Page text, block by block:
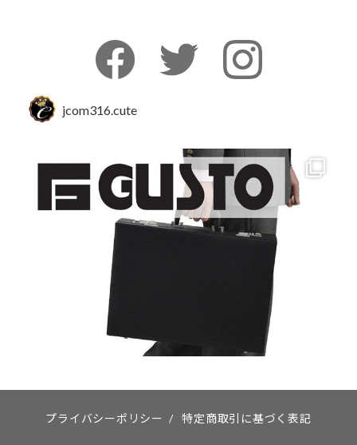
jcom316.cute
プライバシーポリシー / 特定商取引に基づく表記